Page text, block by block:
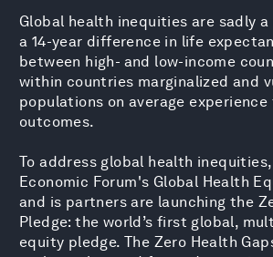
Global health inequities are sadly
a 14-year difference in life
between high- and low-income
within countries marginalized and
populations on average
outcomes.
To address global health
Economic Forum's Global Health
and is partners are launching the
Pledge: the world’s first global,
equity pledge. The Zero Health